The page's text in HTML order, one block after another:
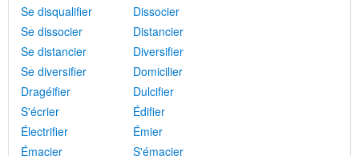
Se disqualifier
Dissocier
Se dissocier
Distancier
Se distancier
Diversifier
Se diversifier
Domicilier
Dragéifier
Dulcifier
S'écrier
Édifier
Électrifier
Émier
Émacier
S'émacier